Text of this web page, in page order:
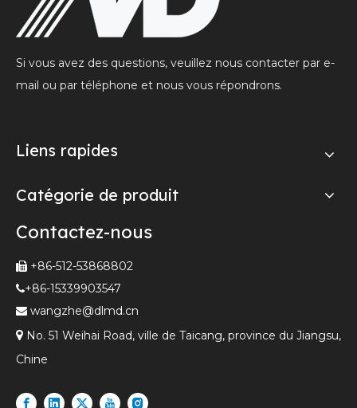
Si vous avez des questions, veuillez nous contacter par e-
mail ou par téléphone et nous vous répondrons.
Liens rapides
Catégorie de produit
Contactez-nous
 +86-512-53868802
+86-15339903547
 wangzhe@dlmd.cn
 No. 51 Weihai Road, ville de Taicang, province du Jiangsu,
Chine